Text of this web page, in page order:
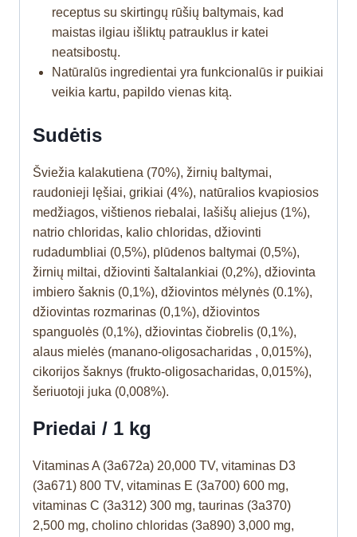
receptus su skirtingų rūšių baltymais, kad
maistas ilgiau išliktų patrauklus ir katei
neatsibostų.
Natūralūs ingredientai yra funkcionalūs ir puikiai
veikia kartu, papildo vienas kitą.
Sudėtis
Šviežia kalakutiena (70%), žirnių baltymai,
raudonieji lęšiai, grikiai (4%), natūralios kvapiosios
medžiagos, vištienos riebalai, lašišų aliejus (1%),
natrio chloridas, kalio chloridas, džiovinti
rudadumbliai (0,5%), plūdenos baltymai (0,5%),
žirnių miltai, džiovinti šaltalankiai (0,2%), džiovinta
imbiero šaknis (0,1%), džiovintos mėlynės (0.1%),
džiovintas rozmarinas (0,1%), džiovintos
spanguolės (0,1%), džiovintas čiobrelis (0,1%),
alaus mielės (manano-oligosacharidas , 0,015%),
cikorijos šaknys (frukto-oligosacharidas, 0,015%),
šeriuotoji juka (0,008%).
Priedai / 1 kg
Vitaminas A (3a672a) 20,000 TV, vitaminas D3
(3a671) 800 TV, vitaminas E (3a700) 600 mg,
vitaminas C (3a312) 300 mg, taurinas (3a370)
2,500 mg, cholino chloridas (3a890) 3,000 mg,